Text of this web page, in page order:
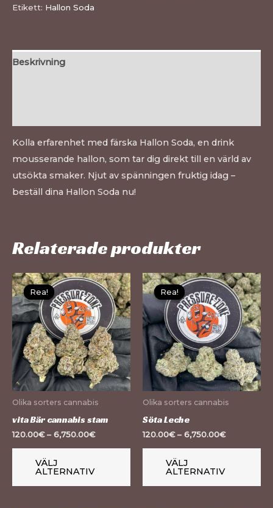
Etikett: Hallon Soda
Beskrivning
Kolla erfarenhet med färska Hallon Soda, en drink
mousserande hallon, som tar dig direkt till en värld av
utsökta smaker. Njut av spänningen fruktig idag –
beställ dina Hallon Soda nu!
Relaterade produkter
Rea!
Rea!
Olika sorters cannabis
vita Bär cannabis stam
120.00€– 6,750.00€
VÄLJ
ALTERNATIV
Den
här
produkten
har
flera
varianter.
De
produktsidan
Rea!
Rea!
Olika sorters cannabis
Söta Leche
120.00€– 6,750.00€
VÄLJ
ALTERNATIV
De